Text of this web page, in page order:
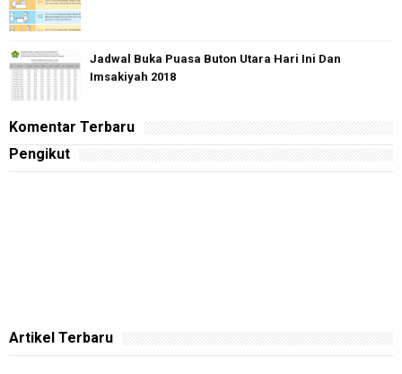
Jadwal Buka Puasa Buton Utara Hari Ini Dan
Imsakiyah 2018
Komentar Terbaru
Pengikut
Artikel Terbaru